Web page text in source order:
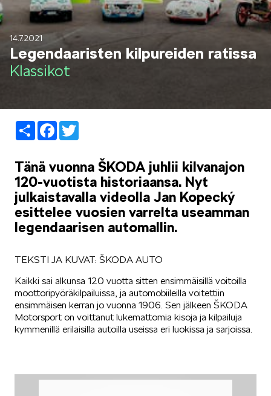
LIFESTYLE
ŠKODA SPONSOROI
14.7.2021
Legendaaristen kilpureiden ratissa
Klassikot
ShareFacebook
Tänä vuonna ŠKODA juhlii kilvanajon
120-vuotista historiaansa. Nyt
julkaistavalla videolla Jan Kopecký
esittelee vuosien varrelta useamman
legendaarisen automallin.
TEKSTI JA KUVAT: ŠKODA AUTO
Kaikki sai alkunsa 120 vuotta sitten ensimmäisillä voitoilla
moottoripyöräkilpailuissa, ja automobiileilla voitettiin
ensimmäisen kerran jo vuonna 1906. Sen jälkeen ŠKODA
Motorsport on voittanut lukemattomia kisoja ja kilpailuja
kymmenillä erilaisilla autoilla useissa eri luokissa ja sarjoissa.